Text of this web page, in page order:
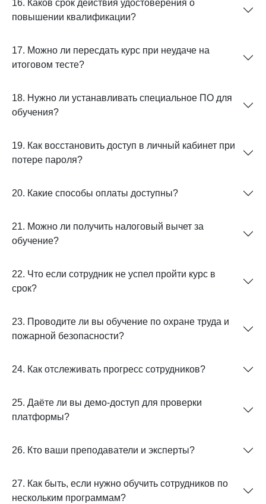
16. Каков срок действия удостоверения о
повышении квалификации?
17. Можно ли пересдать курс при неудаче на
итоговом тесте?
18. Нужно ли устанавливать специальное ПО для
обучения?
19. Как восстановить доступ в личный кабинет при
потере пароля?
20. Какие способы оплаты доступны?
21. Можно ли получить налоговый вычет за
обучение?
22. Что если сотрудник не успел пройти курс в
срок?
23. Проводите ли вы обучение по охране труда и
пожарной безопасности?
24. Как отслеживать прогресс сотрудников?
25. Даёте ли вы демо-доступ для проверки
платформы?
26. Кто ваши преподаватели и эксперты?
27. Как быть, если нужно обучить сотрудников по
нескольким программам?